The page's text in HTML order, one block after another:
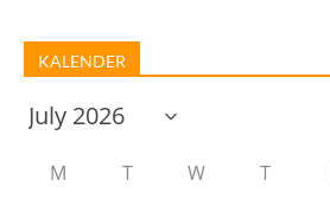
KALENDER
M T W T